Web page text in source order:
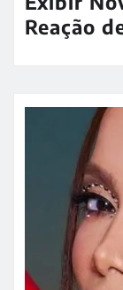
Reação